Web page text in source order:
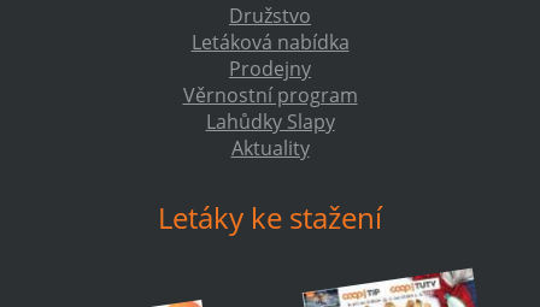
Družstvo
Letáková nabídka
Prodejny
Věrnostní program
Lahůdky Slapy
Aktuality
Letáky ke stažení